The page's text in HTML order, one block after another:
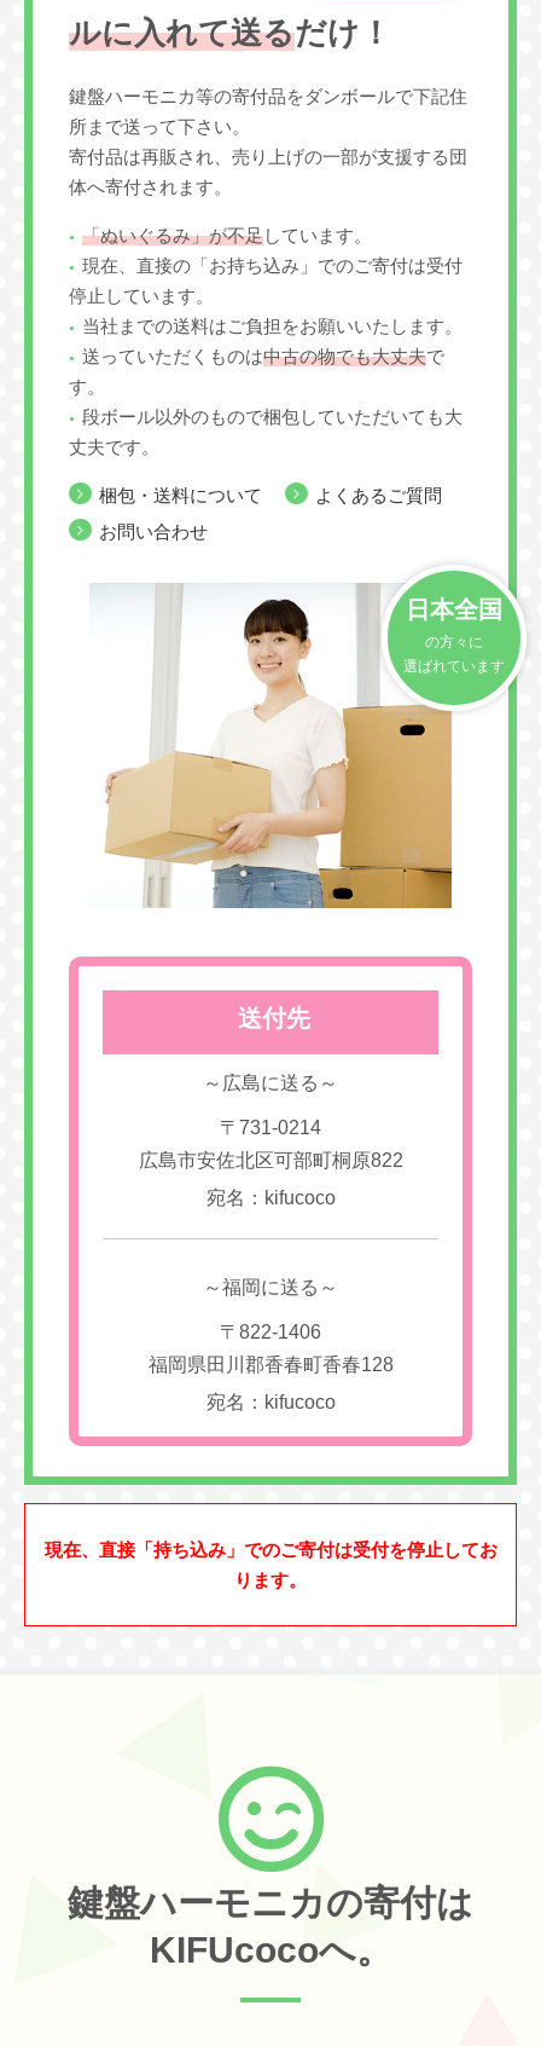
ルに入れて送るだけ！
鍵盤ハーモニカ等の寄付品をダンボールで下記住
所まで送って下さい。
寄付品は再販され、売り上げの一部が支援する団
体へ寄付されます。
「ぬいぐるみ」が不足しています。
現在、直接の「お持ち込み」でのご寄付は受付
停止しています。
当社までの送料はご負担をお願いいたします。
送っていただくものは中古の物でも大丈夫で
す。
段ボール以外のもので梱包していただいても大
丈夫です。
梱包・送料について
よくあるご質問
お問い合わせ
日本全国
の方々に
選ばれています
送付先
～広島に送る～
〒731-0214
広島市安佐北区可部町桐原822
宛名：kifucoco
～福岡に送る～
〒822-1406
福岡県田川郡香春町香春128
宛名：kifucoco
現在、直接「持ち込み」でのご寄付は受付を停止してお
ります。
鍵盤ハーモニカの寄付は
KIFUcocoへ。